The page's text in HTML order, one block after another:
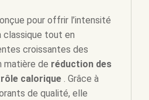
pour offrir l’intensité
classique tout en
croissantes des
matière de réduction des
calorique . Grâce à
de qualité, elle